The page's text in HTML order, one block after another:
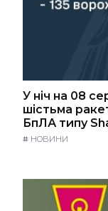
У ніч на 08
шістьма
БпЛА типу
# НОВИНИ